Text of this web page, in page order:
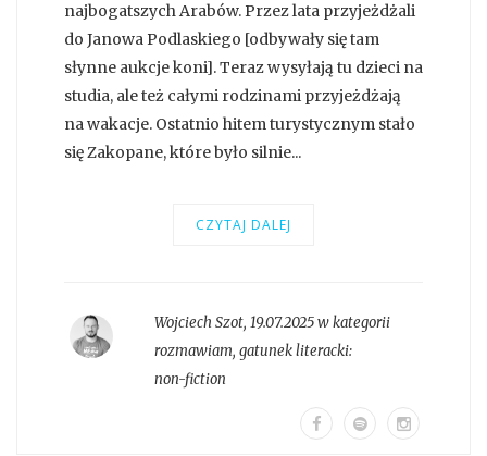
najbogatszych Arabów. Przez lata przyjeżdżali
do Janowa Podlaskiego [odbywały się tam
słynne aukcje koni]. Teraz wysyłają tu dzieci na
studia, ale też całymi rodzinami przyjeżdżają
na wakacje. Ostatnio hitem turystycznym stało
się Zakopane, które było silnie...
CZYTAJ DALEJ
Wojciech Szot, 19.07.2025 w kategorii
rozmawiam, gatunek literacki:
non-fiction